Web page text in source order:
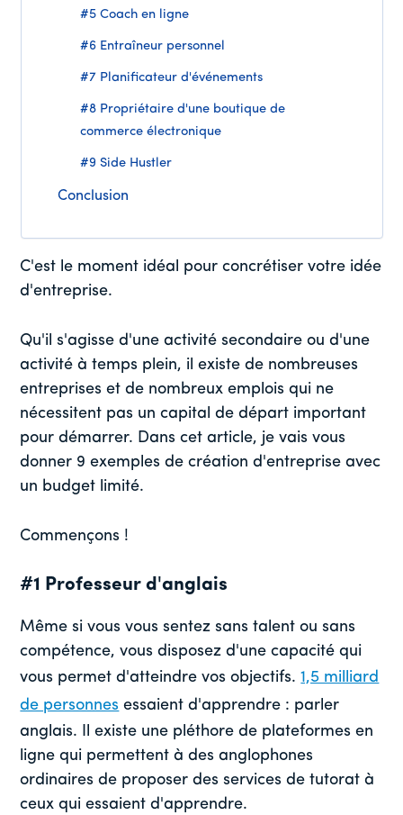
#5 Coach en ligne
#6 Entraîneur personnel
#7 Planificateur d'événements
#8 Propriétaire d'une boutique de
commerce électronique
#9 Side Hustler
Conclusion
C'est le moment idéal pour concrétiser votre idée
d'entreprise.
Qu'il s'agisse d'une activité secondaire ou d'une
activité à temps plein, il existe de nombreuses
entreprises et de nombreux emplois qui ne
nécessitent pas un capital de départ important
pour démarrer. Dans cet article, je vais vous
donner 9 exemples de création d'entreprise avec
un budget limité.
Commençons !
#1 Professeur d'anglais
Même si vous vous sentez sans talent ou sans
compétence, vous disposez d'une capacité qui
vous permet d'atteindre vos objectifs.1,5 milliard
de personnes essaient d'apprendre : parler
anglais. Il existe une pléthore de plateformes en
ligne qui permettent à des anglophones
ordinaires de proposer des services de tutorat à
ceux qui essaient d'apprendre.